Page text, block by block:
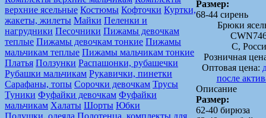
верхние ясельные Костюмы Кофточки Куртки,
жакеты, жилеты Майки Пеленки и
нагрудники Песочники Пижамы девочкам
теплые Пижамы девочкам тонкие Пижамы
мальчикам теплые Пижамы мальчикам тонкие
Платья Ползунки Распашонки, рубашечки
Рубашки мальчикам Рукавички, пинетки
Сарафаны, топы Сорочки девочкам Трусы
Туники Фуфайки девочкам Фуфайки
мальчикам Халаты Шорты Юбки
Подушки, одеяла Полотенца, комплекты для
Размер:
68-44 сирень
Брюки
C,
Розничная
Оптовая цена:
после
Описание
Размер:
62-40 бирюза